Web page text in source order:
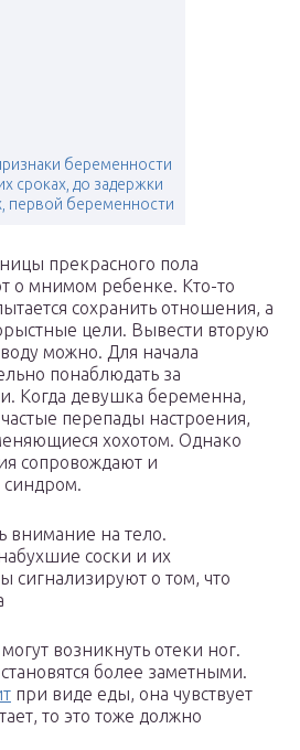
беременности
сроках, до задержки
первой беременности
прекрасного пола
о мнимом ребенке. Кто-то
сохранить отношения, а
цели. Вывести вторую
можно. Для начала
понаблюдать за
Когда девушка беременна,
перепады настроения,
хохотом. Однако
сопровождают и
синдром.
внимание на тело.
соски и их
сигнализируют о том, что
возникнуть отеки ног.
более заметными.
при виде еды, она чувствует
то это тоже должно